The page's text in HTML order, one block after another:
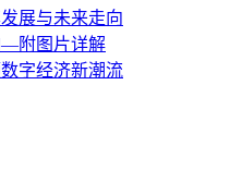
展与未来走向
—附图片详解
字经济新潮流